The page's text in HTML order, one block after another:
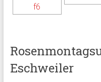
Eschweiler